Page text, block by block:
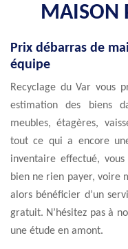
MAISON
Prix débarras de
équipe
Recyclage du Var vous
estimation des biens
meubles, étagères,
tout ce qui a encore
inventaire effectué,
bien ne rien payer, voire
alors bénéficier d’un
gratuit. N’hésitez pas à
une étude en amont.